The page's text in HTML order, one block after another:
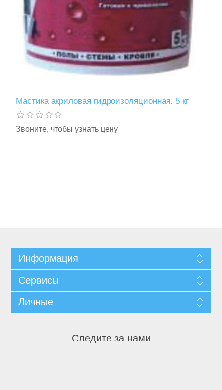
Мастика акриловая гидроизоляционная. 5 кг
Звоните, чтобы узнать цену
Информация
Сервисы
Личные
Следите за нами